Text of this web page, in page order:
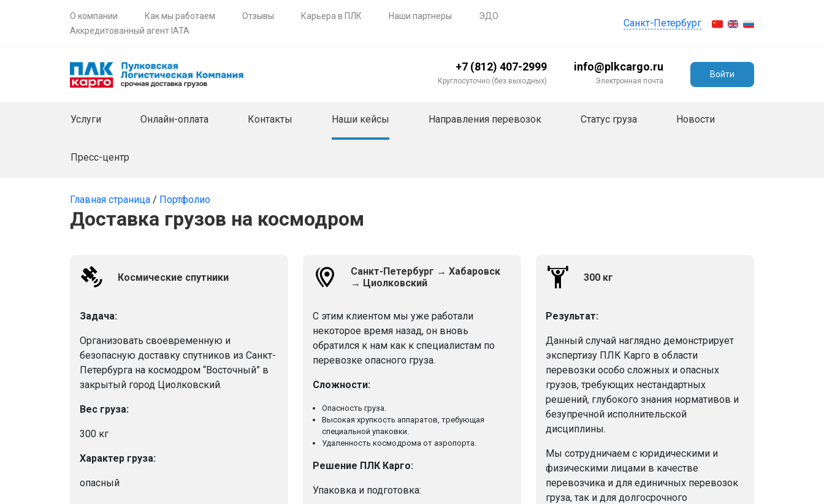
О компании Как мы работаем Отзывы Карьера в ПЛК Наши партнеры
ЭДО
Аккредитованный агент IATA
Санкт-Петербург
+7 (812) 407-2999
Круглосуточно (без выходных)
info@plkcargo.ru
Электронная почта
Войти
Услуги Онлайн-оплата Контакты Наши кейсы Направления перевозок Статус груза Новости
Пресс-центр
Главная страница / Портфолио
Доставка грузов на космодром
Космические спутники
Задача:
Организовать своевременную и
безопасную доставку спутников из Санкт-
Петербурга на космодром “Восточный” в
закрытый город Циолковский.
Вес груза:
300 кг
Характер груза:
опасный
Санкт-Петербург → Хабаровск
→ Циолковский
С этим клиентом мы уже работали
некоторое время назад, он вновь
обратился к нам как к специалистам по
перевозке опасного груза.
Сложности:
Опасность груза.
Высокая хрупкость аппаратов, требующая
специальной упаковки.
Удаленность космодрома от аэропорта.
Решение ПЛК Карго:
Упаковка и подготовка:
300 кг
Результат:
Данный случай наглядно демонстрирует
экспертизу ПЛК Карго в области
перевозки особо сложных и опасных
грузов, требующих нестандартных
решений, глубокого знания нормативов и
безупречной исполнительской
дисциплины.
Мы сотрудничаем с юридическими и
физическими лицами в качестве
перевозчика и для единичных перевозок
груза, так и для долгосрочного